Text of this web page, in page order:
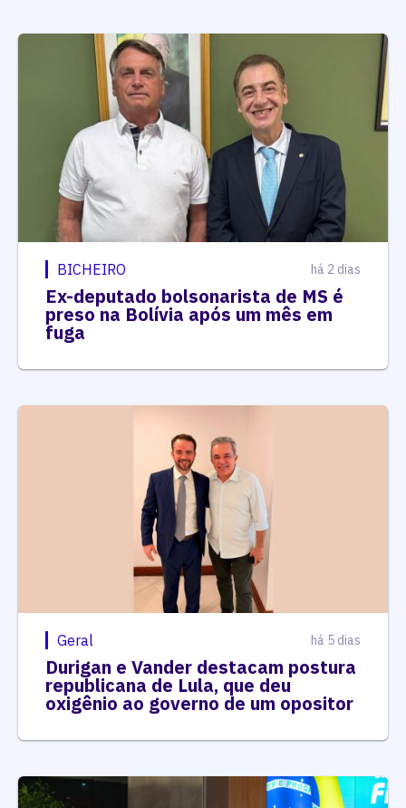
BICHEIRO há 2 dias
Ex-deputado bolsonarista de MS é
preso na Bolívia após um mês em
fuga
Geral há 5 dias
Durigan e Vander destacam postura
republicana de Lula, que deu
oxigênio ao governo de um opositor